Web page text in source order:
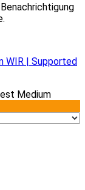
WIR | Supported
Medium